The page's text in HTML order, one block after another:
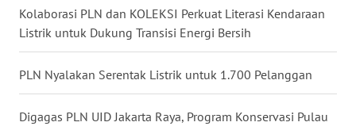
Kolaborasi PLN dan KOLEKSI Perkuat Literasi Kendaraan
Listrik untuk Dukung Transisi Energi Bersih
PLN Nyalakan Serentak Listrik untuk 1.700 Pelanggan
Digagas PLN UID Jakarta Raya, Program Konservasi Pulau
BALI
KALBAR
WN